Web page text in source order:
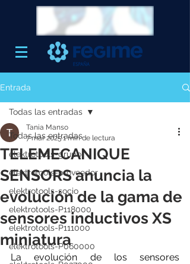
Entrada
Todas las entradas
elektrotools-grupo
elektrotools-proveedor
elektrotools-socio
elektrotools-P118000
elektrotools-P111000
elektrotools-P060000
Todas las entradas
TELEMECANIQUE
SENSORS anuncia la
evolución de la gama de
sensores inductivos XS
miniatura
Tania Manso
7 mar 20251 min de lectura
La evolución de los sensores